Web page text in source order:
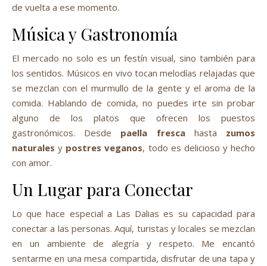
de vuelta a ese momento.
Música y Gastronomía
El mercado no solo es un festín visual, sino también para
los sentidos. Músicos en vivo tocan melodías relajadas que
se mezclan con el murmullo de la gente y el aroma de la
comida. Hablando de comida, no puedes irte sin probar
alguno de los platos que ofrecen los puestos
gastronómicos. Desde paella frescahasta zumos
naturales y postres veganos, todo es delicioso y hecho
con amor.
Un Lugar para Conectar
Lo que hace especial a Las Dalias es su capacidad para
conectar a las personas. Aquí, turistas y locales se mezclan
en un ambiente de alegría y respeto. Me encantó
sentarme en una mesa compartida, disfrutar de una tapa y